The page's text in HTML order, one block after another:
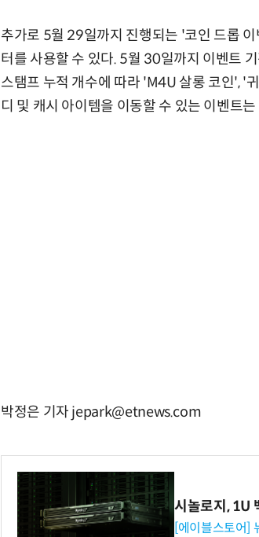
추가로 5월 29일까지 진행되는 '코인 드롭
터를 사용할 수 있다. 5월 30일까지 이벤트
스탬프 누적 개수에 따라 'M4U 살롱 코인', '
디 및 캐시 아이템을 이동할 수 있는 이벤트
박정은 기자 jepark@etnews.com
시놀로지, 1U
[에이블스토어]